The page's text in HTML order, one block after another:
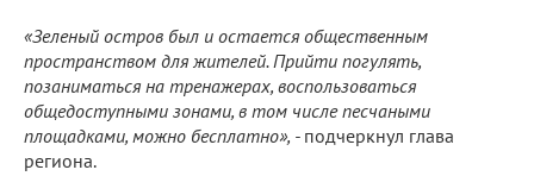
«Зеленый остров был и остается общественным
пространством для жителей. Прийти погулять,
позаниматься на тренажерах, воспользоваться
общедоступными зонами, в том числе песчаными
площадками, можно бесплатно», - подчеркнул глава
региона.